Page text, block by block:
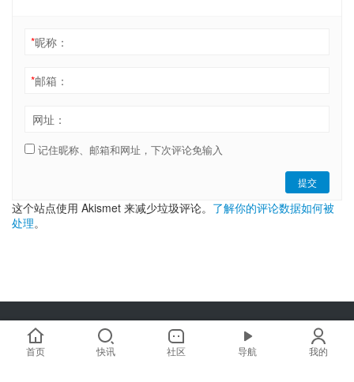
*昵称：
*邮箱：
网址：
记住昵称、邮箱和网址，下次评论免输入
提交
这个站点使用 Akismet 来减少垃圾评论。 了解你的评论数据如何被
处理。
Copyright © 2019-2025 链嗅网 chainxiu.com 版权所有 | 商务合作:
hi@chainxiu.com
首页
快讯 社区 导航 我的